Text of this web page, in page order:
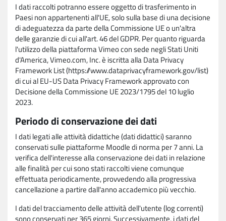
I dati raccolti potranno essere oggetto di trasferimento in
Paesi non appartenenti all'UE, solo sulla base di una decisione
di adeguatezza da parte della Commissione UE o un'altra
delle garanzie di cui all'art. 46 del GDPR. Per quanto riguarda
l'utilizzo della piattaforma Vimeo con sede negli Stati Uniti
d'America, Vimeo.com, Inc. è iscritta alla Data Privacy
Framework List (https://www.dataprivacyframework.gov/list)
di cui al EU-US Data Privacy Framework approvato con
Decisione della Commissione UE 2023/1795 del 10 luglio
2023.
Periodo di conservazione dei dati
I dati legati alle attività didattiche (dati didattici) saranno
conservati sulle piattaforme Moodle di norma per 7 anni. La
verifica dell'interesse alla conservazione dei dati in relazione
alle finalità per cui sono stati raccolti viene comunque
effettuata periodicamente, provvedendo alla progressiva
cancellazione a partire dall'anno accademico più vecchio.
I dati del tracciamento delle attività dell'utente (log correnti)
sono conservati per 365 giorni. Successivamente, i dati del